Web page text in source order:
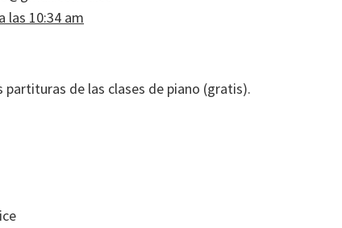
las 10:34 am
partituras de las clases de piano (gratis).